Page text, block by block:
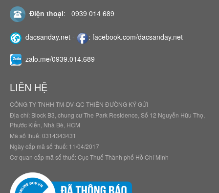
Điện thoại: 0939 014 689
dacsanday.net - : facebook.com/dacsanday.net
zalo.me/0939.014.689
LIÊN HỆ
CÔNG TY TNHH TM-DV-QC THIÊN ĐƯỜNG KÝ GỬI
Địa chỉ: Block B3, chung cư The Park Residence, Số 12 Nguyễn Hữu Thọ,
Phước Kiển, Nhà Bè, HCM
Mã số thuế: 0314343431
Ngày cấp mã số thuế: 11/04/2017
Cơ quan cấp mã số thuế: Cục Thuế Thành phố Hồ Chí Minh